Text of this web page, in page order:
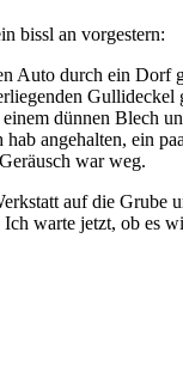
bissl an vorgestern:
Auto durch ein Dorf
Gullideckel
dünnen Blech
hab angehalten, ein
war weg.
auf die Grube
Ich warte jetzt, ob es